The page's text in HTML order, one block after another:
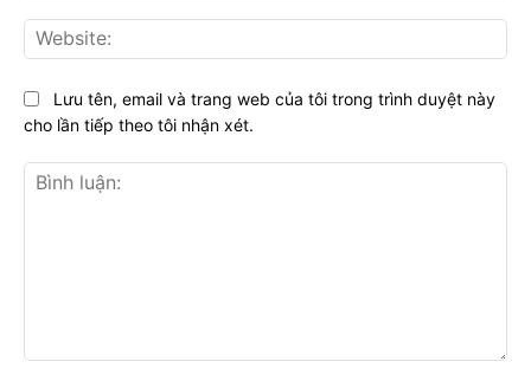
Lưu tên, email và trang web của tôi trong trình duyệt này
cho lần tiếp theo tôi nhận xét.